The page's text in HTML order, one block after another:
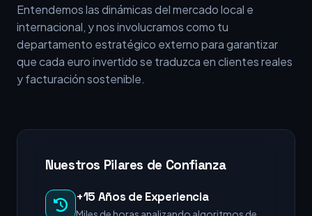
Entendemos las dinámicas del mercado local e
internacional, y nos involucramos como tu
departamento estratégico externo para garantizar
que cada euro invertido se traduzca en clientes reales
y facturación sostenible.
Nuestros Pilares de Confianza
+15 Años de Experiencia